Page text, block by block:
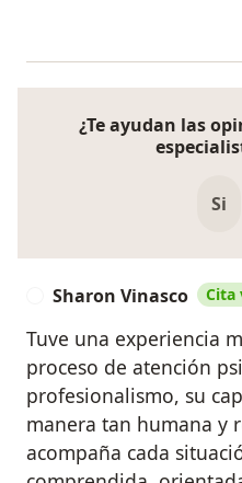
¿Te ayudan las
Si
Sharon Vinasco Cita
Tuve una experiencia
proceso de atención
profesionalismo, su
manera tan humana y
acompaña cada